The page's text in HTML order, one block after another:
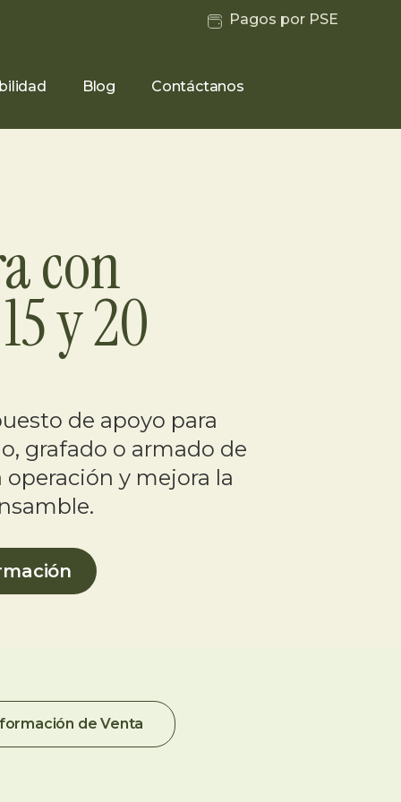
Pagos por PSE
Blog Contáctanos
con
y 20
de apoyo para
grafado o armado de
operación y mejora la
de Venta